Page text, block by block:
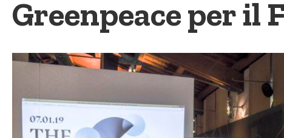
Greenpeace per il